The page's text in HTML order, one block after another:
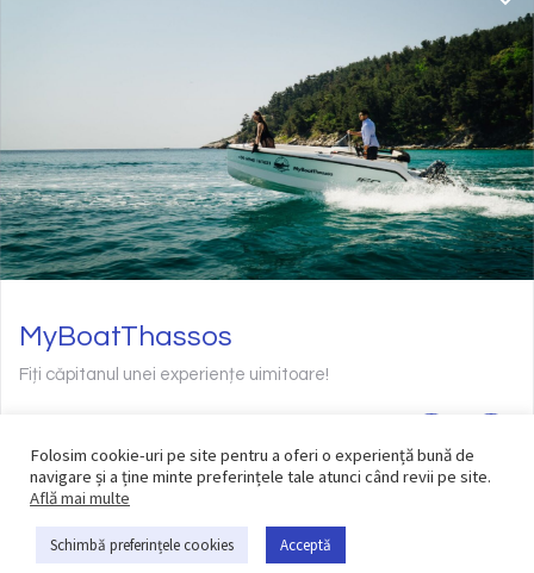
MyBoatThassos
Fiți căpitanul unei experiențe uimitoare!
Folosim cookie-uri pe site pentru a oferi o experiență bună de
navigare și a ține minte preferințele tale atunci când revii pe site.
Află mai multe
Schimbă preferințele cookies Acceptă